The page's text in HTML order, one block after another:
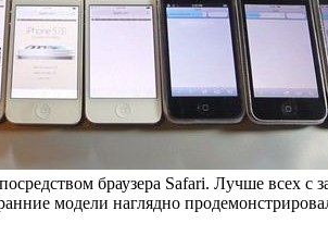
браузера Safari. Лучше всех
ранние модели наглядно